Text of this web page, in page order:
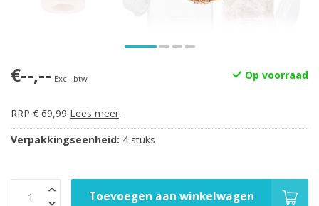
€--,-- Excl. btw Op voorraad
RRP € 69,99 Lees meer.
Verpakkingseenheid: 4 stuks
Toevoegen aan winkelwagen